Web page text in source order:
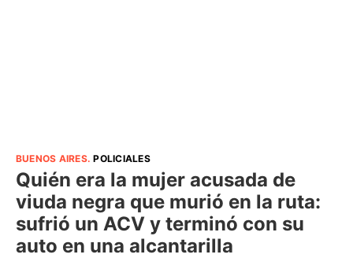
BUENOS AIRES.POLICIALES
Quién era la mujer acusada de
viuda negra que murió en la ruta:
sufrió un ACV y terminó con su
auto en una alcantarilla